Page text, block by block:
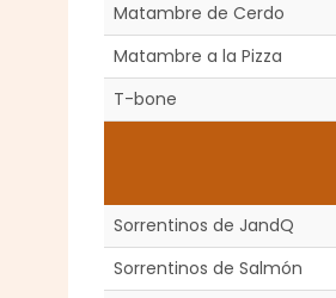
Matambre de Cerdo
Matambre a la Pizza
T-bone
Sorrentinos de JandQ
Sorrentinos de Salmón